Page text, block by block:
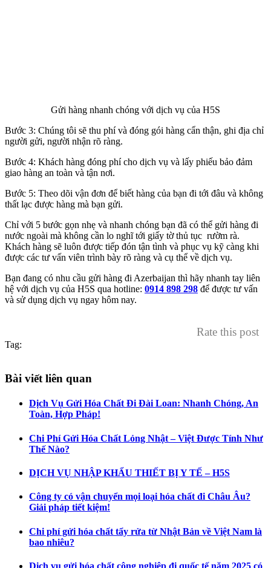
Gửi hàng nhanh chóng với dịch vụ của H5S
Bước 3: Chúng tôi sẽ thu phí và đóng gói hàng cẩn thận, ghi địa chỉ
người gửi, người nhận rõ ràng.
Bước 4: Khách hàng đóng phí cho dịch vụ và lấy phiếu bảo đảm
giao hàng an toàn và tận nơi.
Bước 5: Theo dõi vận đơn để biết hàng của bạn đi tới đâu và không
thất lạc được hàng mà bạn gửi.
Chỉ với 5 bước gọn nhẹ và nhanh chóng bạn đã có thể gửi hàng đi
nước ngoài mà không cần lo nghĩ tới giấy tờ thủ tục rườm rà.
Khách hàng sẽ luôn được tiếp đón tận tình và phục vụ kỹ càng khi
được các tư vấn viên trình bày rõ ràng và cụ thể về dịch vụ.
Bạn đang có nhu cầu gửi hàng đi Azerbaijan thì hãy nhanh tay liên
hệ với dịch vụ của H5S qua hotline: 0914 898 298 để được tư vấn
và sử dụng dịch vụ ngay hôm nay.
Rate this post
Tag:
Bài viết liên quan
Dịch Vụ Gửi Hóa Chất Đi Đài Loan: Nhanh Chóng, An
Toàn, Hợp Pháp!
Chi Phí Gửi Hóa Chất Lỏng Nhật – Việt Được Tính Như
Thế Nào?
DỊCH VỤ NHẬP KHẨU THIẾT BỊ Y TẾ – H5S
Công ty có vận chuyển mọi loại hóa chất đi Châu Âu?
Giải pháp tiết kiệm!
Chi phí gửi hóa chất tẩy rửa từ Nhật Bản về Việt Nam là
bao nhiêu?
Dịch vụ gửi hóa chất công nghiệp đi quốc tế năm 2025 có